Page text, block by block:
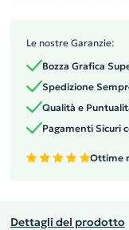
Le nostre Garanzie:
Bozza Grafica
Spedizione
Qualità e
Pagamenti Sicuri
Ottime
Dettagli del prodotto